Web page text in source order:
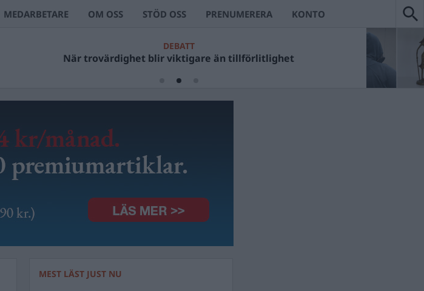
MEDARBETARE OM OSS STÖD OSS PRENUMERERA KONTO
DEBATT
När trovärdighet blir viktigare än tillförlitlighet
MEST LÄST JUST NU